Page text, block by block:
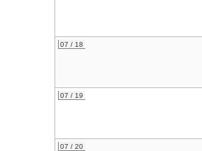
07 / 18
07 / 19
07 / 20